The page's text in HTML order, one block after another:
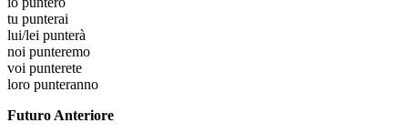
tu punterai
lui/lei punterà
noi punteremo
voi punterete
loro punteranno
Futuro Anteriore